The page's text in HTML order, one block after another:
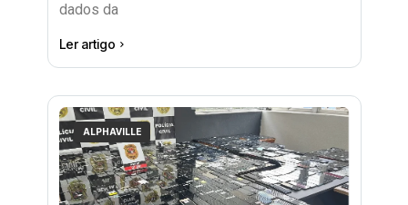
dados da
Ler artigo
ALPHAVILLE